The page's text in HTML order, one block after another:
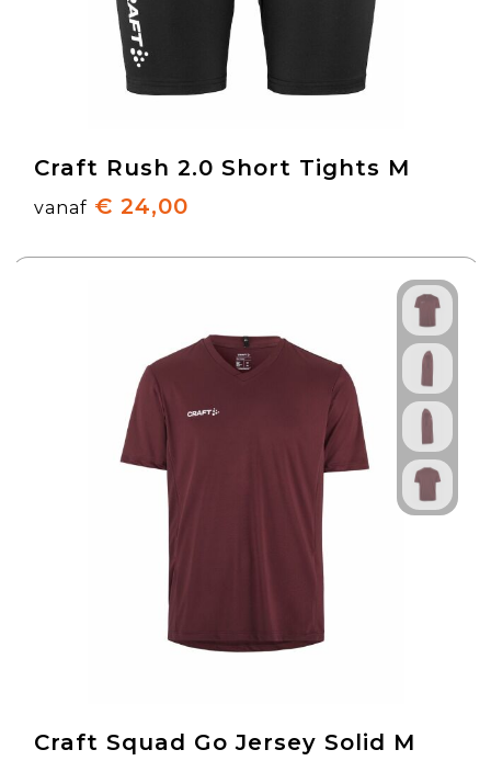
Craft Rush 2.0 Short Tights M
vanaf € 24,00
Craft Squad Go Jersey Solid M